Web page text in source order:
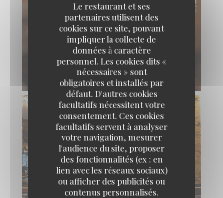
Le restaurant et ses
partenaires utilisent des
cookies sur ce site, pouvant
impliquer la collecte de
données à caractère
personnel. Les cookies dits «
nécessaires » sont
obligatoires et installés par
défaut. D'autres cookies
facultatifs nécessitent votre
consentement. Ces cookies
facultatifs servent à analyser
votre navigation, mesurer
l'audience du site, proposer
des fonctionnalités (ex : en
lien avec les réseaux sociaux)
ou afficher des publicités ou
contenus personnalisés.